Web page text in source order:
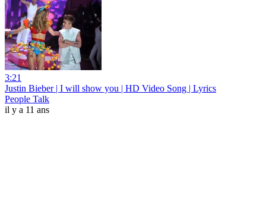
3:21
Justin Bieber | I will show you | HD Video Song | Lyrics
People Talk
il y a 11 ans